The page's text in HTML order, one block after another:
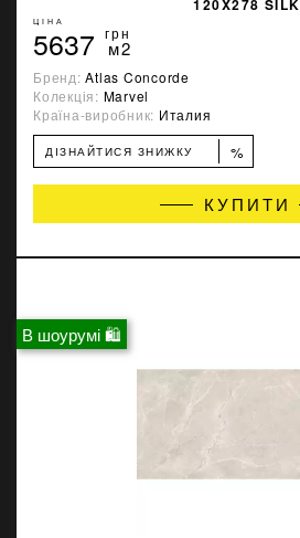
120X278 SILK
ЦІНА
5637 грн
м2
Бренд:Atlas Concorde
Колекція: Marvel
Країна-виробник: Италия
ДІЗНАЙТИСЯ ЗНИЖКУ %
КУПИТИ
В шоурумі 🛍